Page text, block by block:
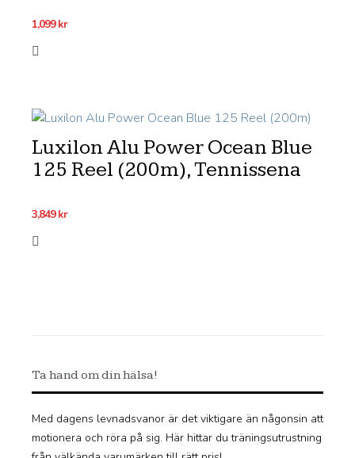
1,099kr
Luxilon Alu Power Ocean Blue
125 Reel (200m), Tennissena
3,849kr
Ta hand om din hälsa!
Med dagens levnadsvanor är det viktigare än någonsin att
motionera och röra på sig. Här hittar du träningsutrustning